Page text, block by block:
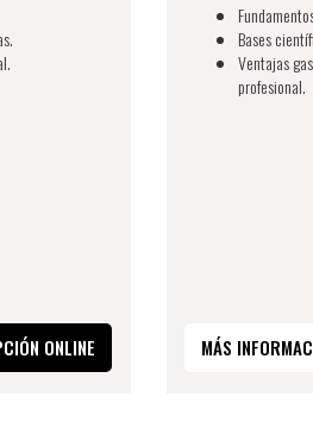
ONLINE
Bases
Ventajas
profesional.
MÁS